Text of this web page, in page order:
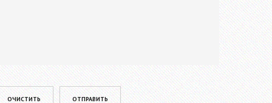
leave this field empty.